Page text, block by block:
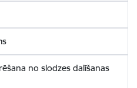
no slodzes dalīšanas